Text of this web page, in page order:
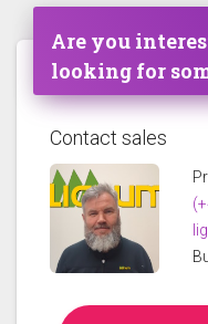
Are you
looking for
Contact sales